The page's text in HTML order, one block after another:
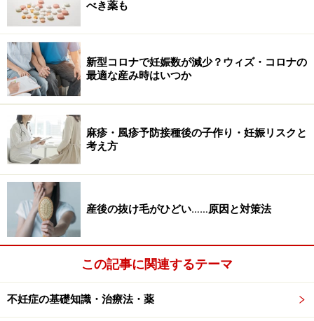
夫婦で出来るとかなり親密なコミュニケーション方法とな
るはずです。
身体中には多くのツボがあります。
※記事内容は執筆時点のものです。最新の内容をご確認くださ
い。
※当サイトにおける医師・医療従事者等による情報の提供は、診
断・治療行為ではありません。診断・治療を必要とする方は、適
切な医療機関での受診をおすすめいたします。記事内容は執筆者
個人の見解によるものであり、全ての方への有効性を保証するも
のではありません。当サイトで提供する情報に基づいて被ったい
かなる損害についても、当社、各ガイド、その他当社と契約した
べき薬も
新型コロナで妊娠数が減少？ウィズ・コロナの
最適な産み時はいつか
麻疹・風疹予防接種後の子作り・妊娠リスクと
考え方
産後の抜け毛がひどい……原因と対策法
この記事に関連するテーマ
不妊症の基礎知識・治療法・薬